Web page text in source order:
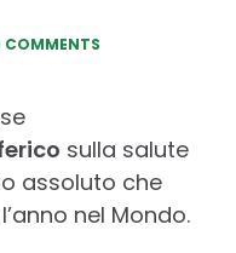
COMMENTS
sulla salute
assoluto che
nel Mondo.